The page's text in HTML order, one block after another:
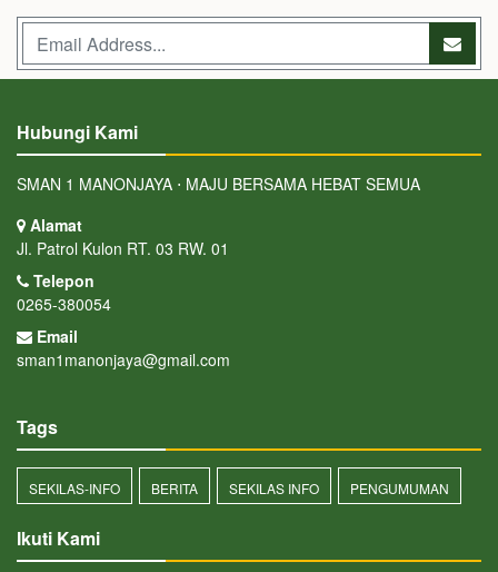
Hubungi Kami
SMAN 1 MANONJAYA ⋅ MAJU BERSAMA HEBAT SEMUA
Alamat
Jl. Patrol Kulon RT. 03 RW. 01
Telepon
0265-380054
Email
sman1manonjaya@gmail.com
Tags
SEKILAS-INFO BERITA SEKILAS INFO PENGUMUMAN
Ikuti Kami